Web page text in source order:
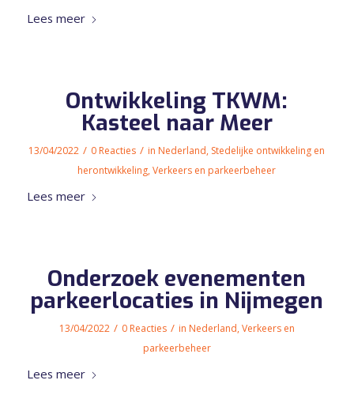
Lees meer
Ontwikkeling TKWM:
Kasteel naar Meer
13/04/2022 / 0 Reacties / in Nederland, Stedelijke ontwikkeling en
herontwikkeling,Verkeers en parkeerbeheer
Lees meer
Onderzoek evenementen
parkeerlocaties in Nijmegen
13/04/2022 / 0 Reacties / in Nederland,Verkeers en
parkeerbeheer
Lees meer